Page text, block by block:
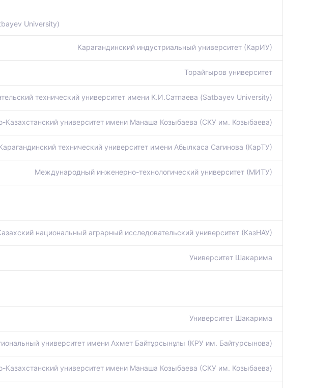
University)
Карагандинский индустриальный университет (КарИУ)
Торайгыров университет
технический университет имени К.И.Сатпаева (Satbayev University)
Казахстанский университет имени Манаша Козыбаева (СКУ им. Козыбаева)
технический университет имени Абылкаса Сагинова (КарТУ)
Международный инженерно-технологический университет (МИТУ)
национальный аграрный исследовательский университет (КазНАУ)
Университет Шакарима
Университет Шакарима
университет имени Ахмет Байтұрсынұлы (КРУ им. Байтурсынова)
Казахстанский университет имени Манаша Козыбаева (СКУ им. Козыбаева)